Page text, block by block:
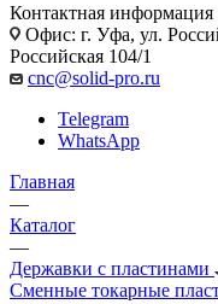
Контактная информация
Офис: г. Уфа, ул.
Российская 104/1
cnc@solid-pro.ru
Telegram
WhatsApp
Главная
—
Каталог
—
Державки с пластинами
Сменные токарные